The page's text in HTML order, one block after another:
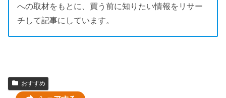
への取材をもとに、買う前に知りたい情報をリサー
チして記事にしています。
おすすめ